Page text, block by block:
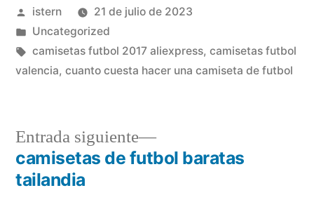
Publicado
por
istern
21 de julio de 2023
Publicado
en
Uncategorized
Etiquetas:
camisetas futbol 2017 aliexpress, camisetas futbol
valencia, cuanto cuesta hacer una camiseta de futbol
Navegación
Entrada siguiente
Entrada
siguiente:
camisetas de futbol baratas
tailandia